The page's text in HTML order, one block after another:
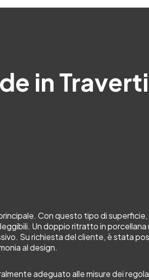
in
Con questo tipo di
Un doppio ritratto in
Su richiesta del cliente, è stata
al design.
adeguato alle misure dei